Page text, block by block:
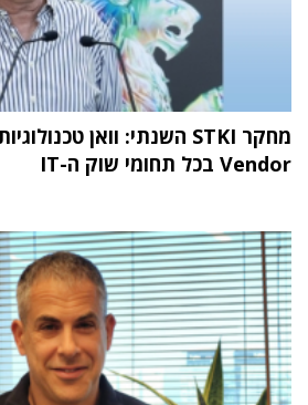
Vendor בכל תחומי שוק ה-IT